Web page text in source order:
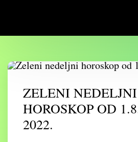
ZELENI NEDELJNI
HOROSKOP OD
2022.